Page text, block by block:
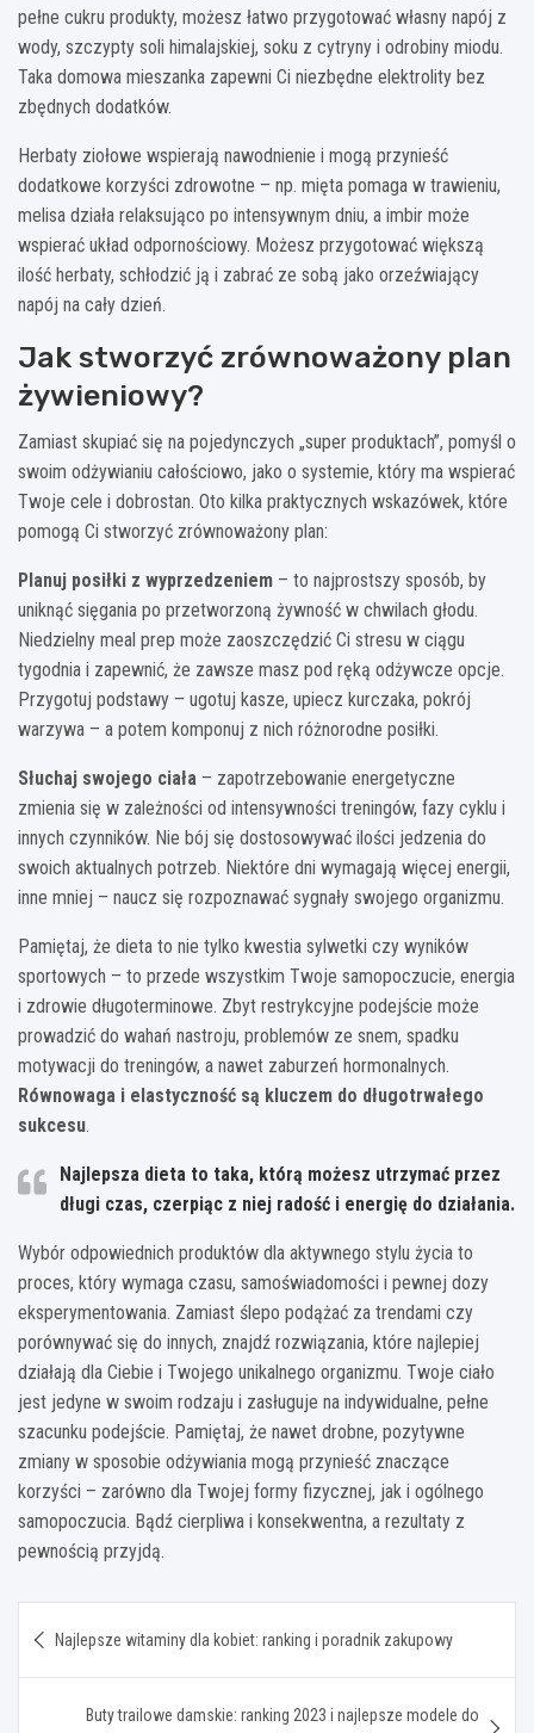
pełne cukru produkty, możesz łatwo przygotować własny napój z
wody, szczypty soli himalajskiej, soku z cytryny i odrobiny miodu.
Taka domowa mieszanka zapewni Ci niezbędne elektrolity bez
zbędnych dodatków.
Herbaty ziołowe wspierają nawodnienie i mogą przynieść
dodatkowe korzyści zdrowotne – np. mięta pomaga w trawieniu,
melisa działa relaksująco po intensywnym dniu, a imbir może
wspierać układ odpornościowy. Możesz przygotować większą
ilość herbaty, schłodzić ją i zabrać ze sobą jako orzeźwiający
napój na cały dzień.
Jak stworzyć zrównoważony plan
żywieniowy?
Zamiast skupiać się na pojedynczych „super produktach”, pomyśl o
swoim odżywianiu całościowo, jako o systemie, który ma wspierać
Twoje cele i dobrostan. Oto kilka praktycznych wskazówek, które
pomogą Ci stworzyć zrównoważony plan:
Planuj posiłki z wyprzedzeniem – to najprostszy sposób, by
uniknąć sięgania po przetworzoną żywność w chwilach głodu.
Niedzielny meal prep może zaoszczędzić Ci stresu w ciągu
tygodnia i zapewnić, że zawsze masz pod ręką odżywcze opcje.
Przygotuj podstawy – ugotuj kasze, upiecz kurczaka, pokrój
warzywa – a potem komponuj z nich różnorodne posiłki.
Słuchaj swojego ciała – zapotrzebowanie energetyczne
zmienia się w zależności od intensywności treningów, fazy cyklu i
innych czynników. Nie bój się dostosowywać ilości jedzenia do
swoich aktualnych potrzeb. Niektóre dni wymagają więcej energii,
inne mniej – naucz się rozpoznawać sygnały swojego organizmu.
Pamiętaj, że dieta to nie tylko kwestia sylwetki czy wyników
sportowych – to przede wszystkim Twoje samopoczucie, energia
i zdrowie długoterminowe. Zbyt restrykcyjne podejście może
prowadzić do wahań nastroju, problemów ze snem, spadku
motywacji do treningów, a nawet zaburzeń hormonalnych.
Równowaga i elastyczność są kluczem do długotrwałego
sukcesu.
Najlepsza dieta to taka, którą możesz utrzymać przez
długi czas, czerpiąc z niej radość i energię do działania.
Wybór odpowiednich produktów dla aktywnego stylu życia to
proces, który wymaga czasu, samoświadomości i pewnej dozy
eksperymentowania. Zamiast ślepo podążać za trendami czy
porównywać się do innych, znajdź rozwiązania, które najlepiej
działają dla Ciebie i Twojego unikalnego organizmu. Twoje ciało
jest jedyne w swoim rodzaju i zasługuje na indywidualne, pełne
szacunku podejście. Pamiętaj, że nawet drobne, pozytywne
zmiany w sposobie odżywiania mogą przynieść znaczące
korzyści – zarówno dla Twojej formy fizycznej, jak i ogólnego
samopoczucia. Bądź cierpliwa i konsekwentna, a rezultaty z
pewnością przyjdą.
wpisu
Najlepsze witaminy dla kobiet: ranking i poradnik zakupowy
Buty trailowe damskie: ranking 2023 i najlepsze modele do